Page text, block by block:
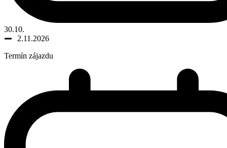
30.10.
2.11.2026
Termín zájazdu